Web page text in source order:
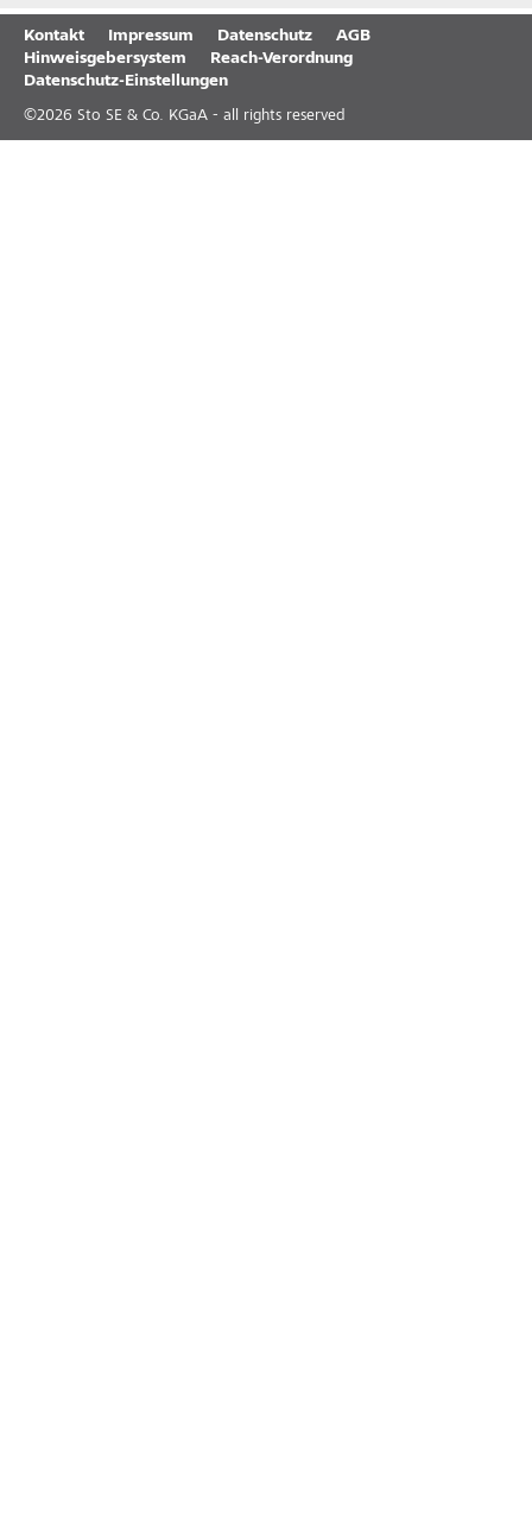
Kontakt Impressum Datenschutz
AGB
Hinweisgebersystem
Reach-Verordnung
Datenschutz-Einstellungen
©2026 Sto SE & Co. KGaA - all rights reserved